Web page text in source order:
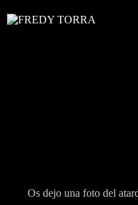
Os dejo una foto del